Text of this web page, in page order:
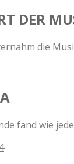
DER
die
fand wie